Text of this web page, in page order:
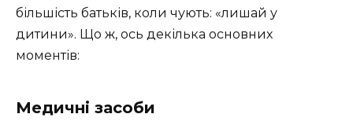
більшість батьків, коли чують: «лишай у
дитини». Що ж, ось декілька основних
моментів:
Медичні засоби